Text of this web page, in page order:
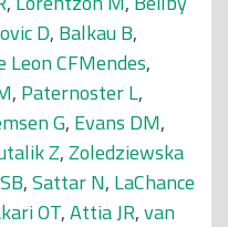
D, Balkau B,
Leon CFMendes,
, Paternoster L,
G, Evans DM,
Z,Zoledziewska
,Sattar N, LaChance
OT,Attia JR,van